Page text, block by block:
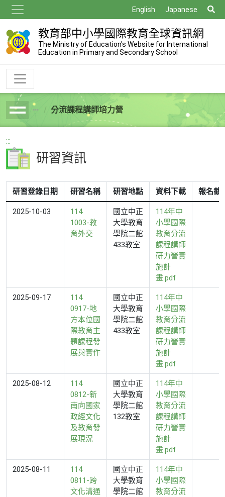
到
主
要
內
English Japanese
尋
教育部中小學國際教育全球資訊網
The Ministry of Education's Website for International
Education in Primary and Secondary School
breadcrumb分流課程講師培力營
:::
研習資訊
研習登錄日期 研習名稱 研習地點 資料下載 報名截
2025-10-03
114
1003-教
育外交
國立中正
大學教育
學院二館
433教室
114年中
小學國際
教育分流
課程講師
研力營實
施計
畫.pdf
2025-09-17
114
0917-地
方本位國
際教育主
題課程發
展與實作
國立中正
大學教育
學院二館
433教室
114年中
小學國際
教育分流
課程講師
研力營實
施計
畫.pdf
2025-08-12
114
0812-新
南向國家
政經文化
及教育發
展現況
國立中正
大學教育
學院二館
132教室
114年中
小學國際
教育分流
課程講師
研力營實
施計
畫.pdf
2025-08-11
114
0811-跨
文化溝通
國立中正
大學教育
學院二館
114年中
小學國際
教育分流